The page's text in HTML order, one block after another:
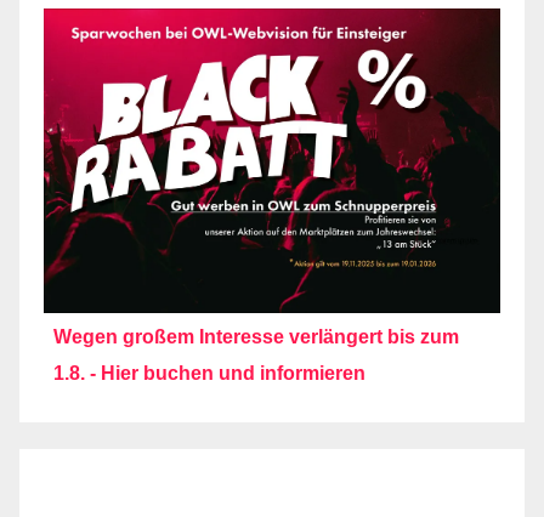
Wegen großem Interesse verlängert bis zum
1.8. - Hier buchen und informieren